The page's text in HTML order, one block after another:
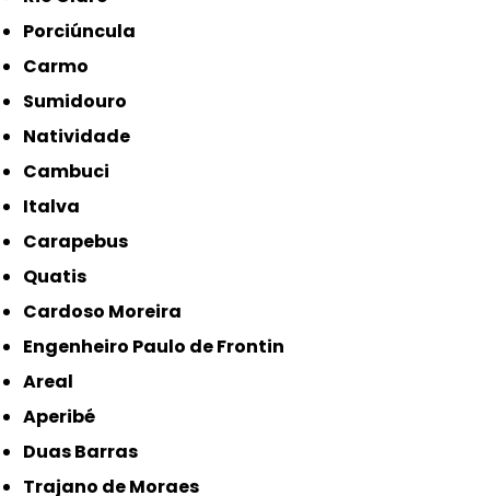
Porciúncula
Carmo
Sumidouro
Natividade
Cambuci
Italva
Carapebus
Quatis
Cardoso Moreira
Engenheiro Paulo de Frontin
Areal
Aperibé
Duas Barras
Trajano de Moraes